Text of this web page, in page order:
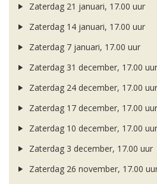
Zaterdag 21 januari, 17.00 uur
Zaterdag 14 januari, 17.00 uur
Zaterdag 7 januari, 17.00 uur
Zaterdag 31 december, 17.00 uur
Zaterdag 24 december, 17.00 uur
Zaterdag 17 december, 17.00 uur
Zaterdag 10 december, 17.00 uur
Zaterdag 3 december, 17.00 uur
Zaterdag 26 november, 17.00